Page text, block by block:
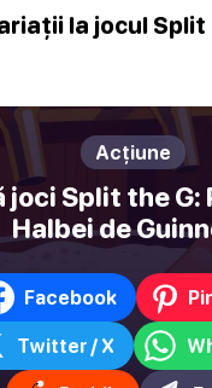
la jocul Split
Acțiune
joci Split the
Halbei de
Facebook
Twitter / X